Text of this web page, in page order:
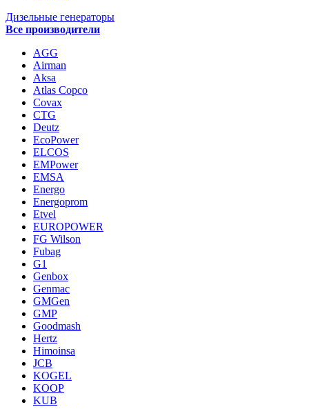
Дизельные генераторы
Все производители
AGG
Airman
Aksa
Atlas Copco
Covax
CTG
Deutz
EcoPower
ELCOS
EMPower
EMSA
Energo
Energoprom
Etvel
EUROPOWER
FG Wilson
Fubag
G1
Genbox
Genmac
GMGen
GMP
Goodmash
Hertz
Himoinsa
JCB
KOGEL
KOOP
KUB